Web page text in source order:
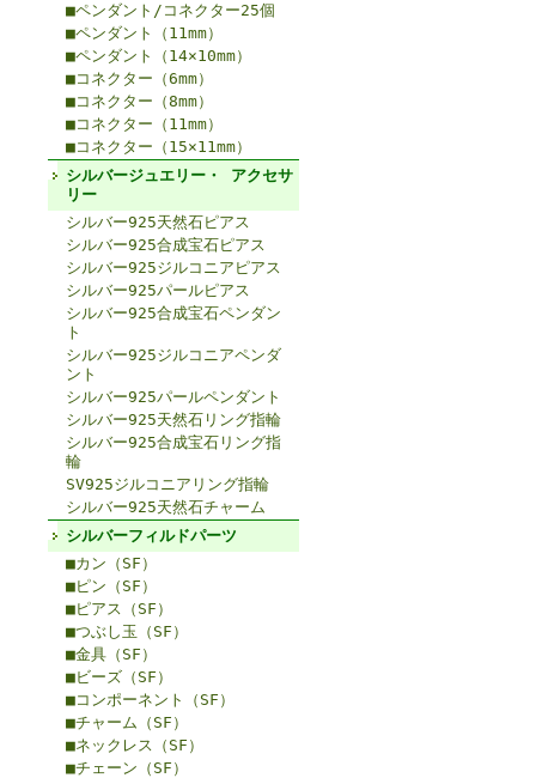
■ペンダント/コネクター25個
■ペンダント（11mm）
■ペンダント（14×10mm）
■コネクター（6mm）
■コネクター（8mm）
■コネクター（11mm）
■コネクター（15×11mm）
シルバージュエリー・ アクセサ
リー
シルバー925天然石ピアス
シルバー925合成宝石ピアス
シルバー925ジルコニアピアス
シルバー925パールピアス
シルバー925合成宝石ペンダン
ト
シルバー925ジルコニアペンダ
ント
シルバー925パールペンダント
シルバー925天然石リング指輪
シルバー925合成宝石リング指
輪
SV925ジルコニアリング指輪
シルバー925天然石チャーム
シルバーフィルドパーツ
■カン（SF）
■ピン（SF）
■ピアス（SF）
■つぶし玉（SF）
■金具（SF）
■ビーズ（SF）
■コンポーネント（SF）
■チャーム（SF）
■ネックレス（SF）
■チェーン（SF）